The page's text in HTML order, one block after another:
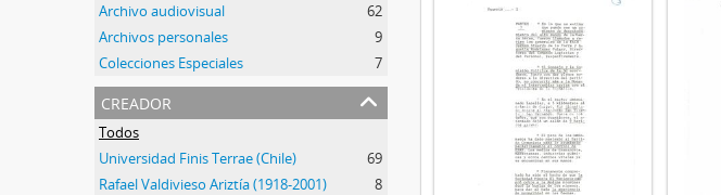
Archivo audiovisual
62
Archivos personales
9
Colecciones Especiales
7
creador
Todos
Universidad Finis Terrae (Chile)
69
Rafael Valdivieso Ariztía (1918-2001)
8